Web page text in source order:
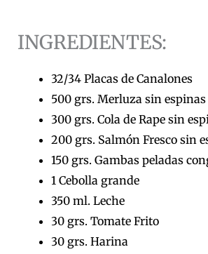
INGREDIENTES:
32/34 Placas de Canalones
500 grs. Merluza sin espinas
300 grs. Cola de Rape sin
200 grs. Salmón Fresco sin
150 grs. Gambas peladas
1 Cebolla grande
350 ml. Leche
30 grs. Tomate Frito
30 grs. Harina